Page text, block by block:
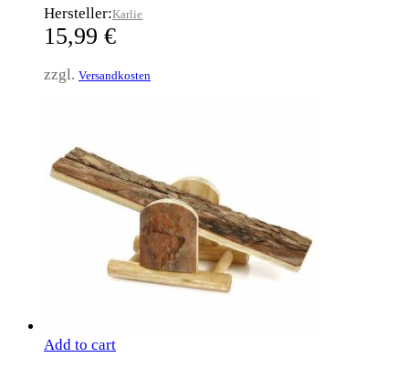
Hersteller:Karlie
15,99 €
zzgl. Versandkosten
Add to cart